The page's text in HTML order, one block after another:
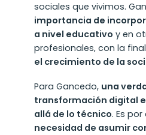
sociales que vivimos.
importancia de
a nivel educativo y en
profesionales, con la
el crecimiento de la
Para Gancedo, una
transformación digital
allá de lo técnico. Es
necesidad de asumir